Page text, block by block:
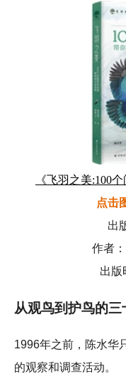
《飞羽之美:100
点击
出
作者
出版
从观鸟到护鸟的三
1996年之前，陈水华
的观察和调查活动。